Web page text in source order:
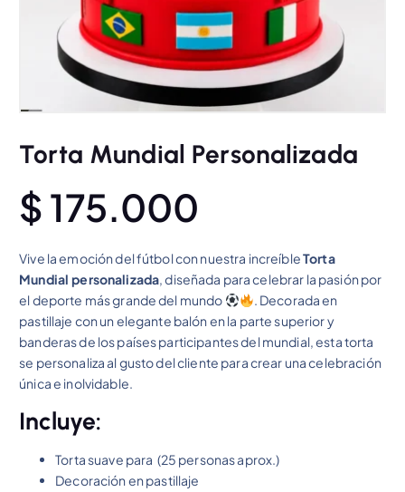
Torta Mundial Personalizada
$175.000
Vive la emoción del fútbol con nuestra increíbleTorta
Mundial personalizada, diseñada para celebrar la pasión por
el deporte más grande del mundo
. Decorada en
pastillaje con un elegante balón en la parte superior y
banderas de los países participantes del mundial, esta torta
se personaliza al gusto del cliente para crear una celebración
única e inolvidable.
Incluye:
Torta suave para (25 personas aprox.)
Decoración en pastillaje